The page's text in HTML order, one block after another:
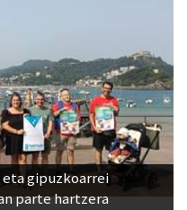
gipuzkoarrei
parte hartzera